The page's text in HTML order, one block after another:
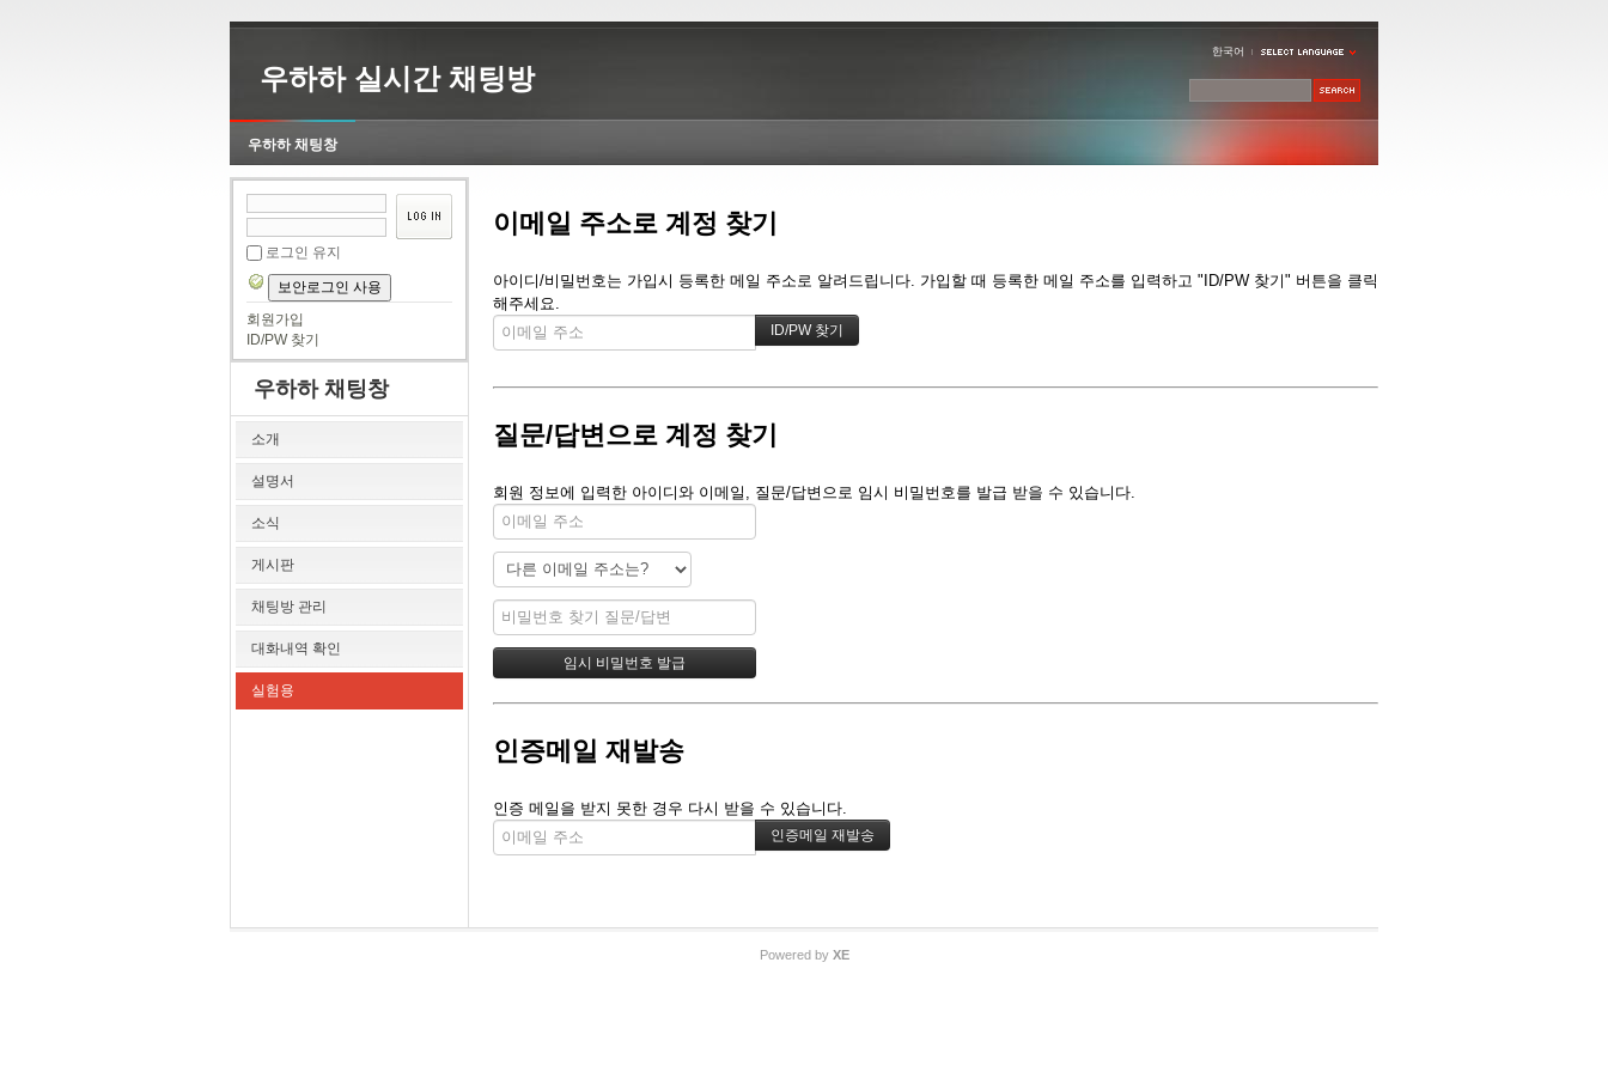
우하하 실시간 채팅방
한국어
우하하 채팅창
로그인 유지
보안로그인 사용
회원가입
ID/PW 찾기
우하하 채팅창
소개
설명서
소식
게시판
채팅방 관리
대화내역 확인
실험용
이메일 주소로 계정 찾기
아이디/비밀번호는 가입시 등록한 메일 주소로 알려드립니다. 가입할 때 등록한 메일 주소를 입력하고 "ID/PW 찾기" 버튼을 클릭
해주세요.
질문/답변으로 계정 찾기
회원 정보에 입력한 아이디와 이메일, 질문/답변으로 임시 비밀번호를 발급 받을 수 있습니다.
인증메일 재발송
인증 메일을 받지 못한 경우 다시 받을 수 있습니다.
Powered by XE